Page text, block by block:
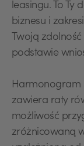
leasingu. To Ty
biznesu i
Twoją
podstawie
Harmonogram
zawiera raty
możliwość
zróżnicowaną